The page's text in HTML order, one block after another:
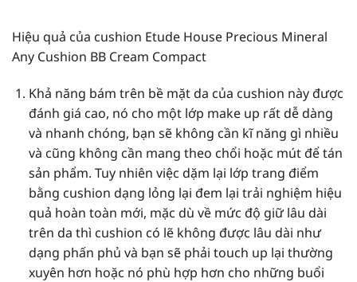
Hiệu quả của cushion Etude House Precious Mineral
Any Cushion BB Cream Compact
Khả năng bám trên bề mặt da của cushion này được
đánh giá cao, nó cho một lớp make up rất dễ dàng
và nhanh chóng, bạn sẽ không cần kĩ năng gì nhiều
và cũng không cần mang theo chổi hoặc mút để tán
sản phẩm. Tuy nhiên việc dặm lại lớp trang điểm
bằng cushion dạng lỏng lại đem lại trải nghiệm hiệu
quả hoàn toàn mới, mặc dù về mức độ giữ lâu dài
trên da thì cushion có lẽ không được lâu dài như
dạng phấn phủ và bạn sẽ phải touch up lại thường
xuyên hơn hoặc nó phù hợp hơn cho những buổi